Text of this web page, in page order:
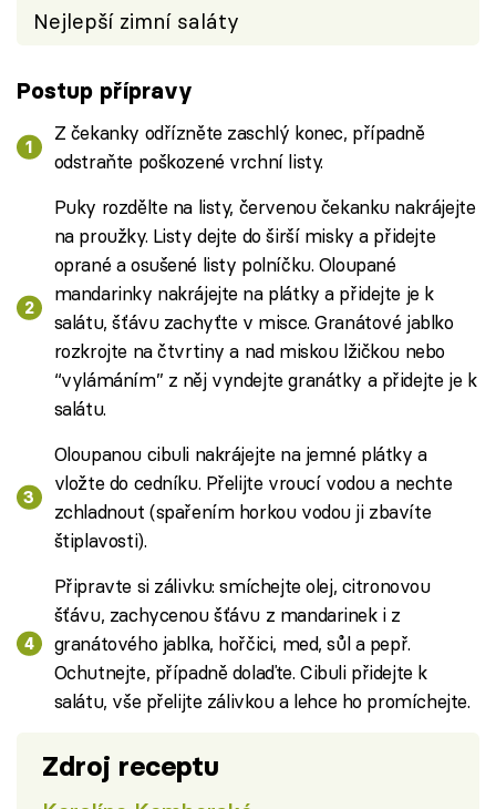
Nejlepší zimní saláty
Postup přípravy
Z čekanky odřízněte zaschlý konec, případně
odstraňte poškozené vrchní listy.
Puky rozdělte na listy, červenou čekanku nakrájejte
na proužky. Listy dejte do širší misky a přidejte
oprané a osušené listy polníčku. Oloupané
mandarinky nakrájejte na plátky a přidejte je k
salátu, šťávu zachyťte v misce. Granátové jablko
rozkrojte na čtvrtiny a nad miskou lžičkou nebo
“vylámáním” z něj vyndejte granátky a přidejte je k
salátu.
Oloupanou cibuli nakrájejte na jemné plátky a
vložte do cedníku. Přelijte vroucí vodou a nechte
zchladnout (spařením horkou vodou ji zbavíte
štiplavosti).
Připravte si zálivku: smíchejte olej, citronovou
šťávu, zachycenou šťávu z mandarinek i z
granátového jablka, hořčici, med, sůl a pepř.
Ochutnejte, případně dolaďte. Cibuli přidejte k
salátu, vše přelijte zálivkou a lehce ho promíchejte.
Zdroj receptu